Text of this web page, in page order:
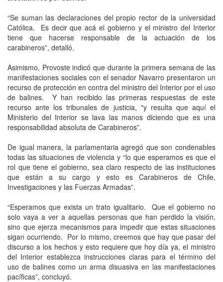
“Se suman las declaraciones del propio rector de la universidad
Católica. Es decir que acá el gobierno y el ministro del Interior
tiene que hacerse responsable de la actuación de los
carabineros”, detalló.
Asimismo, Provoste indicó que durante la primera semana de las
manifestaciones sociales con el senador Navarro presentaron un
recurso de protección en contra del ministro del Interior por el uso
de balines. Y han recibido las primeras respuestas de este
recurso ante los tribunales de justicia, "y resulta que aquí el
Ministerio del Interior se lava las manos diciendo que es una
responsabilidad absoluta de Carabineros”.
De igual manera, la parlamentaria agregó que son condenables
todas las situaciones de violencia y “lo que esperamos es que el
rol que tiene el gobierno, sea claro respecto de las instituciones
que están a su cargo y esto es Carabineros de Chile,
Investigaciones y las Fuerzas Armadas”.
“Esperamos que exista un trato igualitario. Que el gobierno no
solo vaya a ver a aquellas personas que han perdido la visión,
sino que ejerza mecanismos para impedir que estas situaciones
sigan ocurriendo. Por lo mismo, creemos que hay que pasar del
discurso a los hechos y esto requiere que hoy día ya, el ministro
del Interior establezca instrucciones claras para el término del
uso de balines como un arma disuasiva en las manifestaciones
pacíficas”, concluyó.